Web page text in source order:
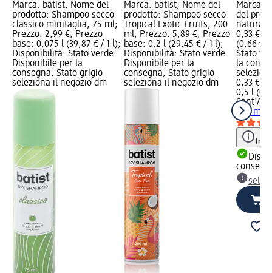
Marca: batist; Nome del
prodotto: Shampoo secco
classico minitaglia, 75 ml;
Prezzo: 2,99 €; Prezzo
base: 0,075 l (39,87 € / 1 l);
Disponibilità: Stato verde
Disponibile per la
consegna, Stato grigio
seleziona il negozio dm
Marca: batist; Nome del
prodotto: Shampoo secco
Tropical Exotic Fruits, 200
ml; Prezzo: 5,89 €; Prezzo
base: 0,2 l (29,45 € / 1 l);
Disponibilità: Stato verde
Disponibile per la
consegna, Stato grigio
seleziona il negozio dm
Marca:
del
0,33 €;
(0,66 €
Stato
la
0,33 €
0,5 l
500 ml